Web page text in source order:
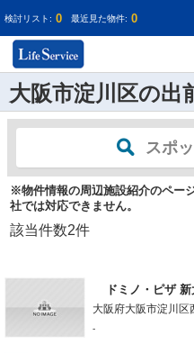
検討リスト: 0 最近見た物件: 0
大阪市淀川区の出
スポ
※物件情報の周辺施設紹介のペー
社では対応できません。
該当件数2件
ドミノ・ピザ
大阪府大阪市淀川区
-